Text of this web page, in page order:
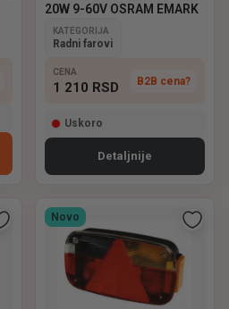
20W 9-60V OSRAM EMARK
KATEGORIJA
Radni farovi
CENA
1 210 RSD B2B cena?
Uskoro
Detaljnije
Novo